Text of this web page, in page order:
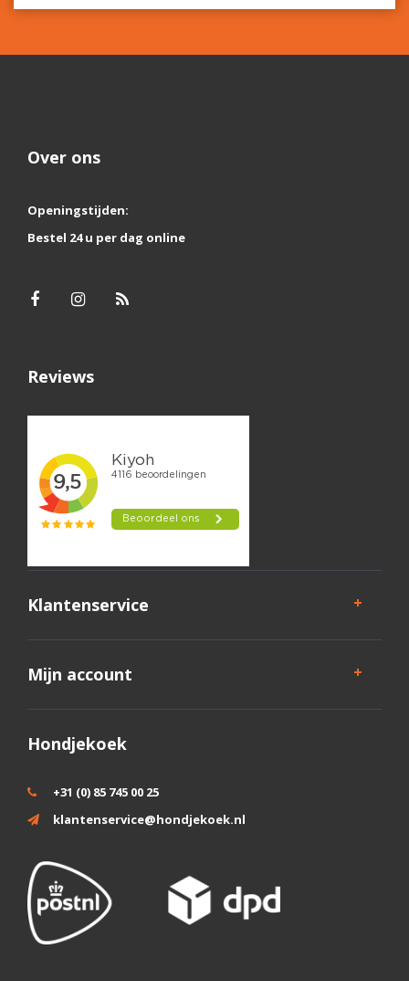
Over ons
Openingstijden:
Bestel 24 u per dag online
Reviews
Klantenservice
Mijn account
Hondjekoek
+31 (0) 85 745 00 25
klantenservice@hondjekoek.nl